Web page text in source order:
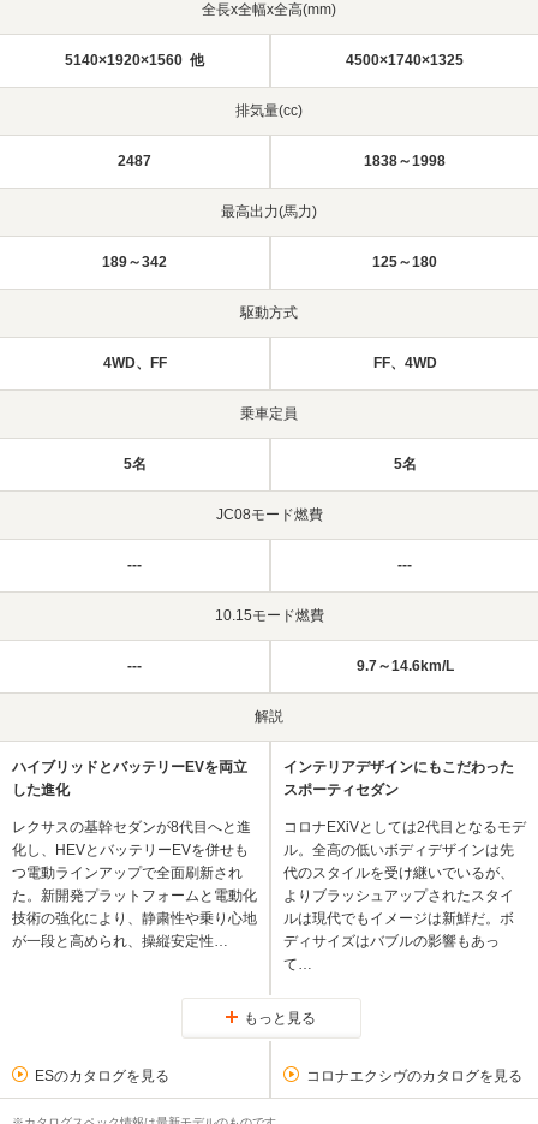
全長x全幅x全高(mm)
5140×1920×1560 他 4500×1740×1325
排気量(cc)
2487 1838～1998
最高出力(馬力)
189～342 125～180
駆動方式
4WD、FF FF、4WD
乗車定員
5名 5名
JC08モード燃費
--- ---
10.15モード燃費
--- 9.7～14.6km/L
解説
ハイブリッドとバッテリーEVを両立
した進化
レクサスの基幹セダンが8代目へと進
化し、HEVとバッテリーEVを併せも
つ電動ラインアップで全面刷新され
た。新開発プラットフォームと電動化
技術の強化により、静粛性や乗り心地
が一段と高められ、操縦安定性…
インテリアデザインにもこだわった
スポーティセダン
コロナEXiVとしては2代目となるモデ
ル。全高の低いボディデザインは先
代のスタイルを受け継いでいるが、
よりブラッシュアップされたスタイ
ルは現代でもイメージは新鮮だ。ボ
ディサイズはバブルの影響もあっ
て…
もっと見る
ESのカタログを見る コロナエクシヴのカタログを見る